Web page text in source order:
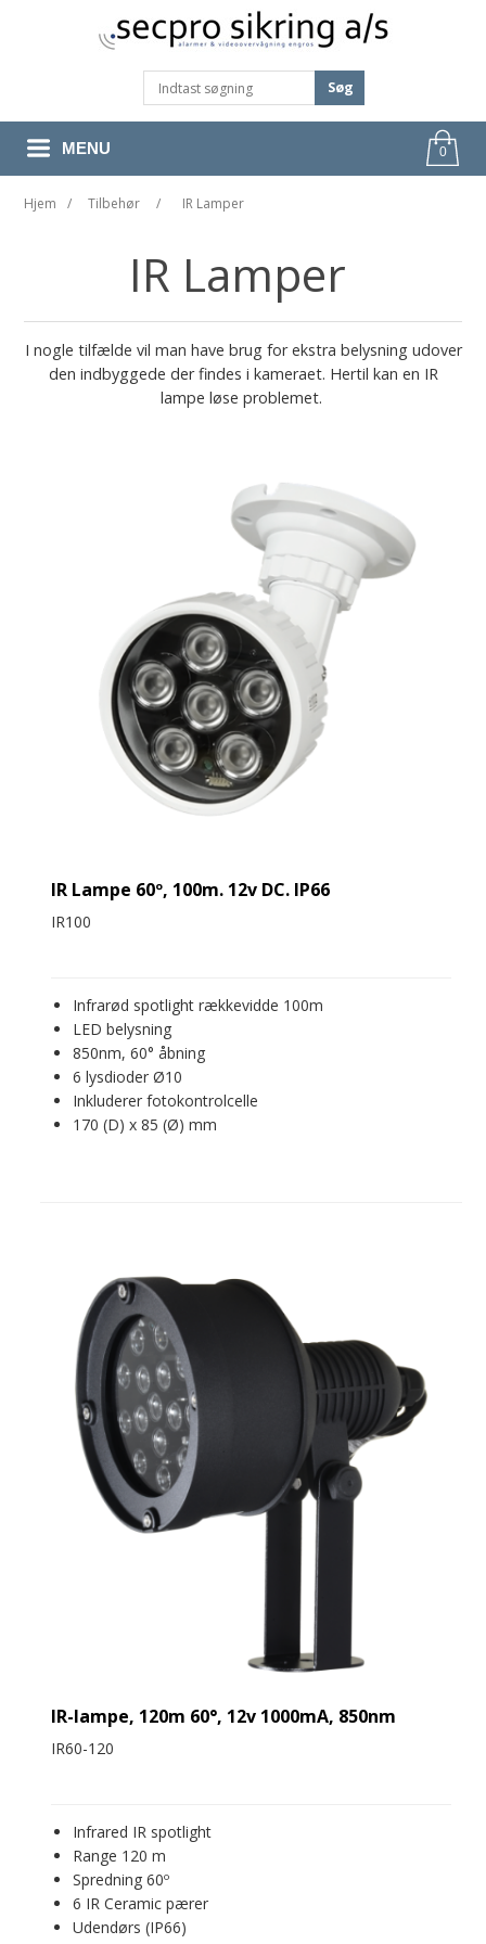
Søg
0
MENU
Hjem / Tilbehør / IR Lamper
IR Lamper
I nogle tilfælde vil man have brug for ekstra belysning udover
den indbyggede der findes i kameraet. Hertil kan en IR
lampe løse problemet.
IR Lampe 60º, 100m. 12v DC. IP66
IR100
Infrarød spotlight rækkevidde 100m
LED belysning
850nm, 60° åbning
6 lysdioder Ø10
Inkluderer fotokontrolcelle
170 (D) x 85 (Ø) mm
IR-lampe, 120m 60°, 12v 1000mA, 850nm
IR60-120
Infrared IR spotlight
Range 120 m
Spredning 60º
6 IR Ceramic pærer
Udendørs (IP66)